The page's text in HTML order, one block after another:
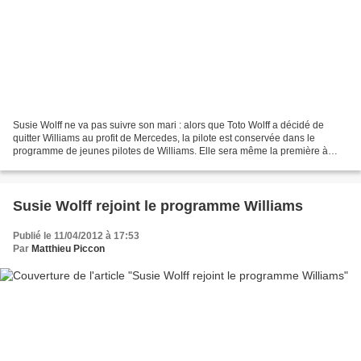
Susie Wolff ne va pas suivre son mari : alors que Toto Wolff a décidé de
quitter Williams au profit de Mercedes, la pilote est conservée dans le
programme de jeunes pilotes de Williams. Elle sera même la première à
Susie Wolff rejoint le programme Williams
Publié le 11/04/2012 à 17:53
Par Matthieu Piccon